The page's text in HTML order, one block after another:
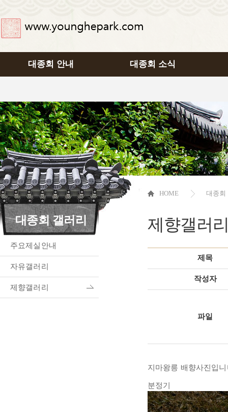
대종회 안내 대종회 소식
HOME 대종회
대종회 갤러리
주요제실안내
자유갤러리
제향갤러리
제향갤러
제목
작성자
파일
지마왕릉 배향사진입
분정기